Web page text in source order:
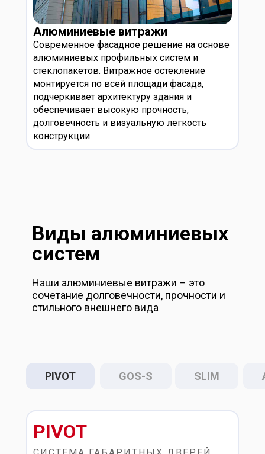
Алюминиевые витражи
Современное фасадное решение на основе
алюминиевых профильных систем и
стеклопакетов. Витражное остекление
монтируется по всей площади фасада,
подчеркивает архитектуру здания и
обеспечивает высокую прочность,
долговечность и визуальную легкость
конструкции
Наши алюминиевые витражи – это
сочетание долговечности, прочности и
стильного внешнего вида
Виды алюминиевых
систем
PIVOT GOS-S SLIM
PIVOT